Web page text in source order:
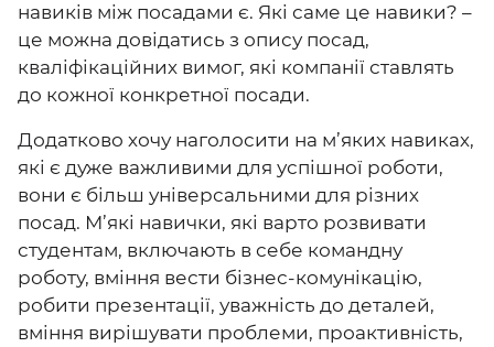
навиків між посадами є. Які саме це навики? –
це можна довідатись з опису посад,
кваліфікаційних вимог, які компанії ставлять
до кожної конкретної посади.
Додатково хочу наголосити на м’яких навиках,
які є дуже важливими для успішної роботи,
вони є більш універсальними для різних
посад. М’які навички, які варто розвивати
студентам, включають в себе командну
роботу, вміння вести бізнес-комунікацію,
робити презентації, уважність до деталей,
вміння вирішувати проблеми, проактивність,